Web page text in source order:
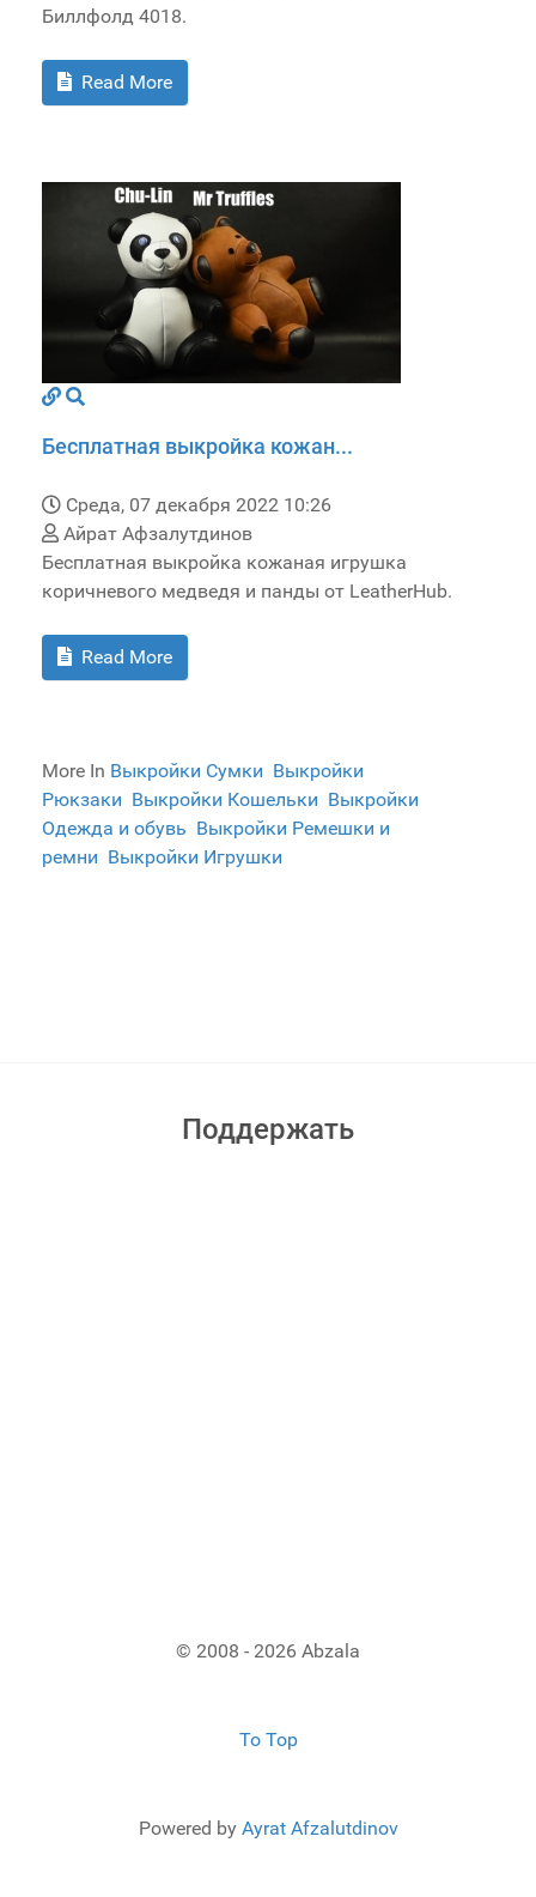
Биллфолд 4018.
Read More
Бесплатная выкройка кожан...
Среда, 07 декабря 2022 10:26
Айрат Афзалутдинов
Бесплатная выкройка кожаная игрушка
коричневого медведя и панды от LeatherHub.
Read More
More In Выкройки Сумки Выкройки
Рюкзаки Выкройки Кошельки Выкройки
Одежда и обувь Выкройки Ремешки и
ремни Выкройки Игрушки
Поддержать
© 2008 - 2026 Abzala
To Top
Powered by Ayrat Afzalutdinov